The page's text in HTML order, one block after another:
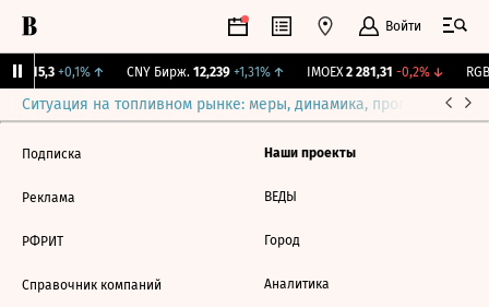
Войти
115,3 +0,1%↑ CNY Бирж. 12,239 +1,31%↑ IMOEX 2 281,31 -0,2%↓
Ситуация на топливном рынке: меры, динамика, прогнозы
Подписка
Реклама
РФРИТ
Справочник компаний
Наши проекты
ВЕДЫ
Город
Аналитика